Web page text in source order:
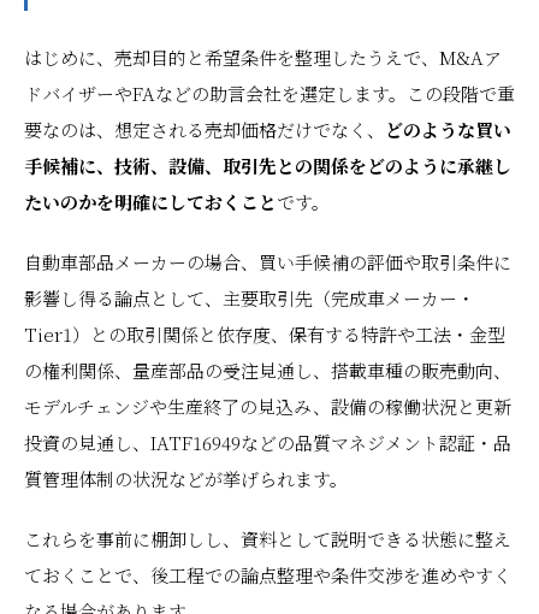
はじめに、売却目的と希望条件を整理したうえで、M&Aア
ドバイザーやFAなどの助言会社を選定します。この段階で重
要なのは、想定される売却価格だけでなく、
どのような買い
手候補に、技術、設備、取引先との関係をどのように承継し
たいのかを明確にしておくことです。
自動車部品メーカーの場合、買い手候補の評価や取引条件に
影響し得る論点として、主要取引先（完成車メーカー・
Tier1）との取引関係と依存度、保有する特許や工法・金型
の権利関係、量産部品の受注見通し、搭載車種の販売動向、
モデルチェンジや生産終了の見込み、設備の稼働状況と更新
投資の見通し、IATF16949などの品質マネジメント認証・品
質管理体制の状況などが挙げられます。
これらを事前に棚卸しし、資料として説明できる状態に整え
ておくことで、後工程での論点整理や条件交渉を進めやすく